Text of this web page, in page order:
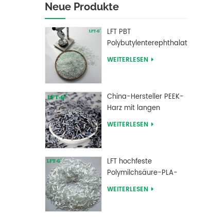
Neue Produkte
LFT PBT
Polybutylenterephthalat
Langglasfasergefüllte
WEITERLESEN
China-Hersteller PEEK-
Harz mit langen
kohlenstofffaserverstärkten
WEITERLESEN
LFT hochfeste
Polymilchsäure-PLA-
Langglasfaser-
WEITERLESEN